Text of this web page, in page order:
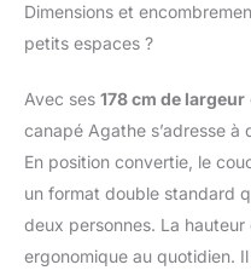
Dimensions et
petits espaces ?
Avec ses 178 cm de largeur
canapé Agathe s’adresse à
En position convertie, le
un format double standard
deux personnes. La
ergonomique au quotidien.